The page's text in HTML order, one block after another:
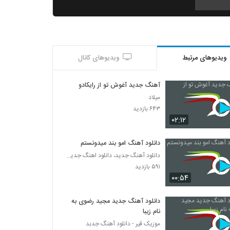
دانلود آهنگ باید رفت از رستاک
آهنگ ما دوتا از شهاب علیخانی(پاپ)
۳۰۲ بازدید
آهنگ رضا ولی پور بنام سیاه روزگارم
۳۳۳ بازدید
امیرحسین رافعی آهنگ دل دیوونه
۳۱۰ بازدید
ویدیوهای مرتبط ویدیوهای کانال
۰۲:۱۲
آهنگ جدید آغوش تو از رایکادو
میلاد
۶۴۳ بازدید
۰۰:۵۴
دانلود آهنگ امو بند میدونستم
دانلود آهنگ جدید، دانلود اهنگ جدید ایرانی
۵۹۱ بازدید
دانلود آهنگ جدید مجید رضوی به
نام زیبا
موزیک قیر - دانلود آهنگ جدبد